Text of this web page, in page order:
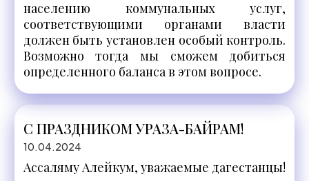
населению коммунальных услуг,
соответствующими органами власти
должен быть установлен особый контроль.
Возможно тогда мы сможем добиться
определенного баланса в этом вопросе.
С ПРАЗДНИКОМ УРАЗА-БАЙРАМ!
10.04.2024
Ассаляму Алейкум, уважаемые дагестанцы!